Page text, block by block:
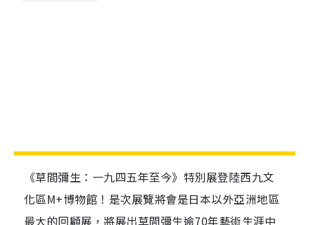
《草間彌生：一九四五年至今》特別展登陸西九文
化區M+博物館！是次展覽將會是日本以外亞洲地區
最大的回顧展，將展出草間彌生逾70年藝術生涯中